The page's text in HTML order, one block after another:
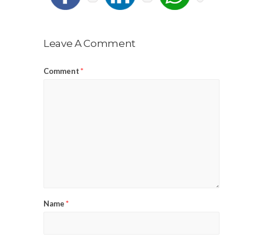
Leave A Comment
Comment*
Name*